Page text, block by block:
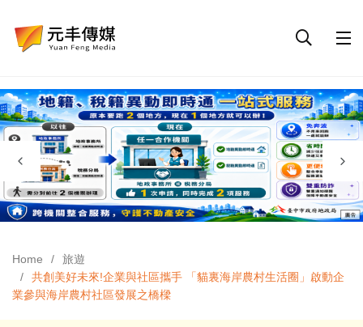
Home
旅遊
共創美好未來!企業與社區攜手 「貓裏海岸農村生活圈」啟動企
業參與海岸農村社區發展之橋樑